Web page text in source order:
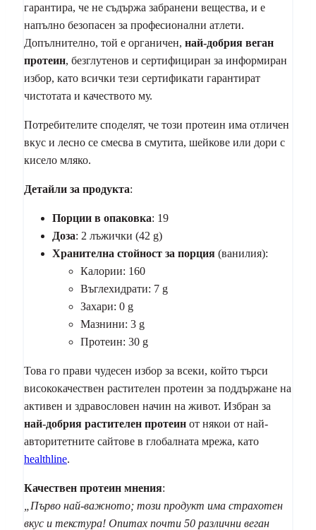
гарантира, че не съдържа забранени вещества, и е
напълно безопасен за професионални атлети.
Допълнително, той е органичен, най-добрия веган
протеин, безглутенов и сертифициран за информиран
избор, като всички тези сертификати гарантират
чистотата и качеството му.
Потребителите споделят, че този протеин има отличен
вкус и лесно се смесва в смутита, шейкове или дори с
кисело мляко.
Детайли за продукта:
Порции в опаковка: 19
Доза: 2 лъжички (42 g)
Хранителна стойност за порция (ванилия):
Калории: 160
Въглехидрати: 7 g
Захари: 0 g
Мазнини: 3 g
Протеин: 30 g
Това го прави чудесен избор за всеки, който търси
висококачествен растителен протеин за поддържане на
активен и здравословен начин на живот. Избран за
най-добрия растителен протеин от някои от най-
авторитетните сайтове в глобалната мрежа, като
healthline.
Качествен протеин мнения:
„Първо най-важното; този продукт има страхотен
вкус и текстура! Опитах почти 50 различни веган